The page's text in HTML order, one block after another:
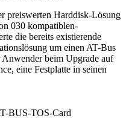
preiswerten Harddisk-Lösung
030 kompatiblen-
die bereits existierende
um einen AT-Bus
beim Upgrade auf
eine Festplatte in seinen
BUS-TOS-Card